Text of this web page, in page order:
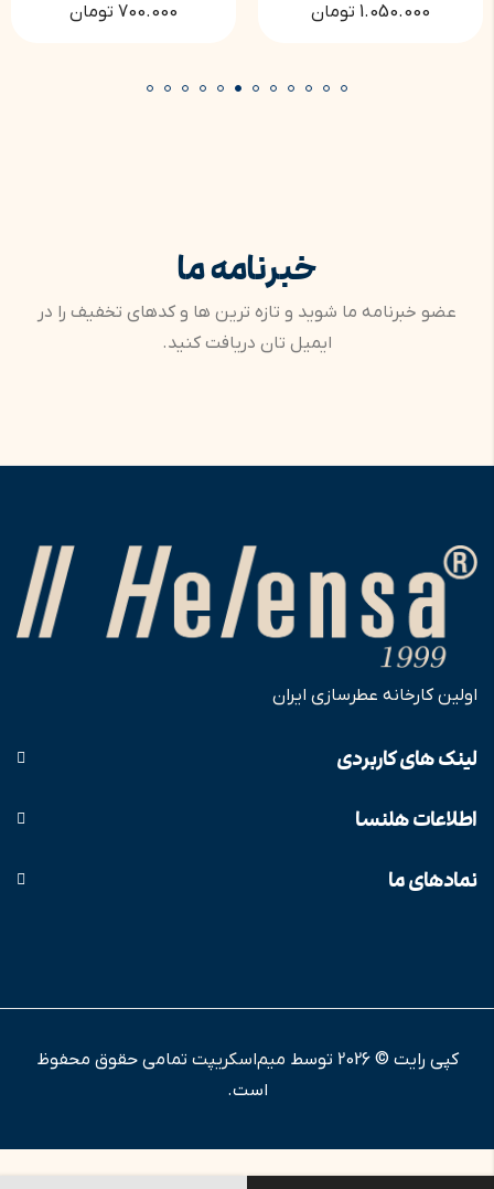
1.050.000 تومان
700.000 تومان
خبرنامه ما
عضو خبرنامه ما شوید و تازه ترین ها و کدهای تخفیف را در
ایمیل تان دریافت کنید.
اولین کارخانه عطرسازی ایران
لینک های کاربردی
اطلاعات هلنسا
نمادهای ما
کپی رایت © 2026 توسط میم‌اسکریپت تمامی حقوق محفوظ
است.